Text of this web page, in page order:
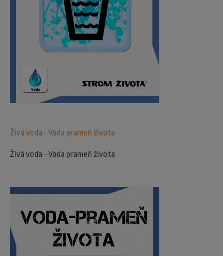
Živá voda - Voda prameň života
Živá voda - Voda prameň života